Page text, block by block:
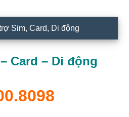
Sim, Card, Di động
Card – Di động